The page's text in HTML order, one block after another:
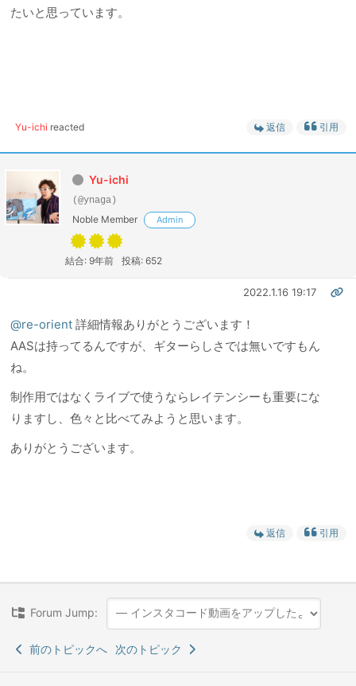
たいと思っています。
Yu-ichi reacted 返信 引用
Yu-ichi
(@ynaga)
Noble Member Admin
結合: 9年前 投稿: 652
2022.1.16 19:17
@re-orient 詳細情報ありがとうございます！
AASは持ってるんですが、ギターらしさでは無いですもん
ね。
制作用ではなくライブで使うならレイテンシーも重要にな
りますし、色々と比べてみようと思います。
ありがとうございます。
返信 引用
Forum Jump:
前のトピックへ 次のトピック